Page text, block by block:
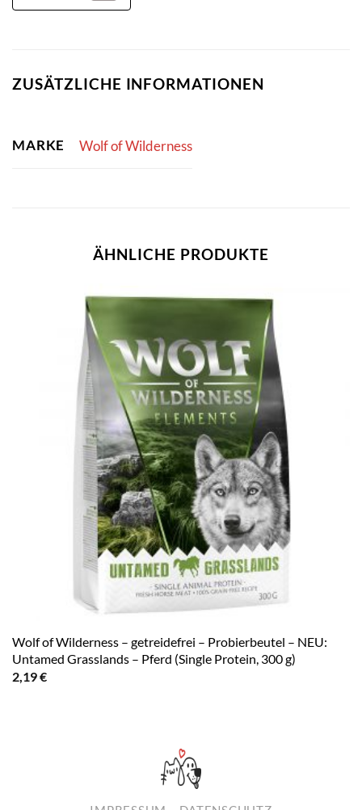
ZUSÄTZLICHE INFORMATIONEN
MARKE Wolf of Wilderness
ÄHNLICHE PRODUKTE
Wolf of Wilderness – getreidefrei – Probierbeutel – NEU:
Untamed Grasslands – Pferd (Single Protein, 300 g)
2,19€